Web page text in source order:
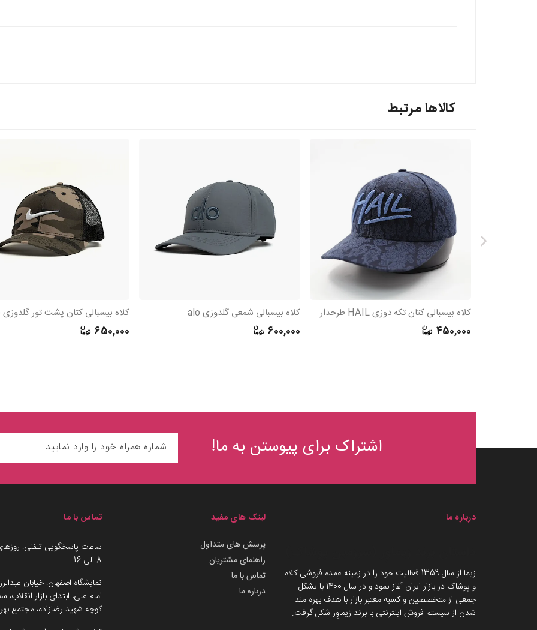
کالاها مرتبط
کلاه بیسبالی کتان تکه دوزی HAIL طرحدار
450,000
کلاه بیسبالی شمعی گلدوزی alo
600,000
650,000
اشتراک برای پیوستن به ما!
درباره ما
زیما از سال 1359 فعالیت خود را در زمینه عمده فروشی کلاه
و پوشاک در بازار ایران آغاز نمود و در سال 1400 با تشکل
جمعی از متخصصین و کسبه معتبر بازار با هدف بهره مند
شدن از سیستم فروش اینترنتی با برند زیماوِر شکل گرفت.
لینک های مفید
پرسش های متداول
راهنمای مشتریان
تماس با ما
درباره ما
تماس با ما
ساعات پاسخگویی تلفنی:
8 الی 16
نمایشگاه اصفهان: خیابان
امام علی، ابتدای بازار
کوچه شهید رضازاده، مجتمع